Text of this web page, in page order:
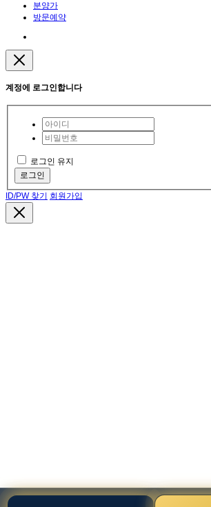
분양가
방문예약
계정에 로그인합니다
로그인 유지
로그인
ID/PW 찾기 회원가입